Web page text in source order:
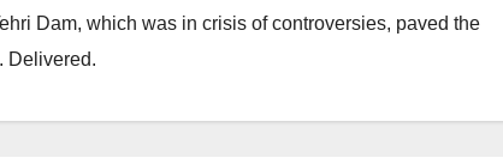
Dam, which was in crisis of controversies, paved the
Delivered.